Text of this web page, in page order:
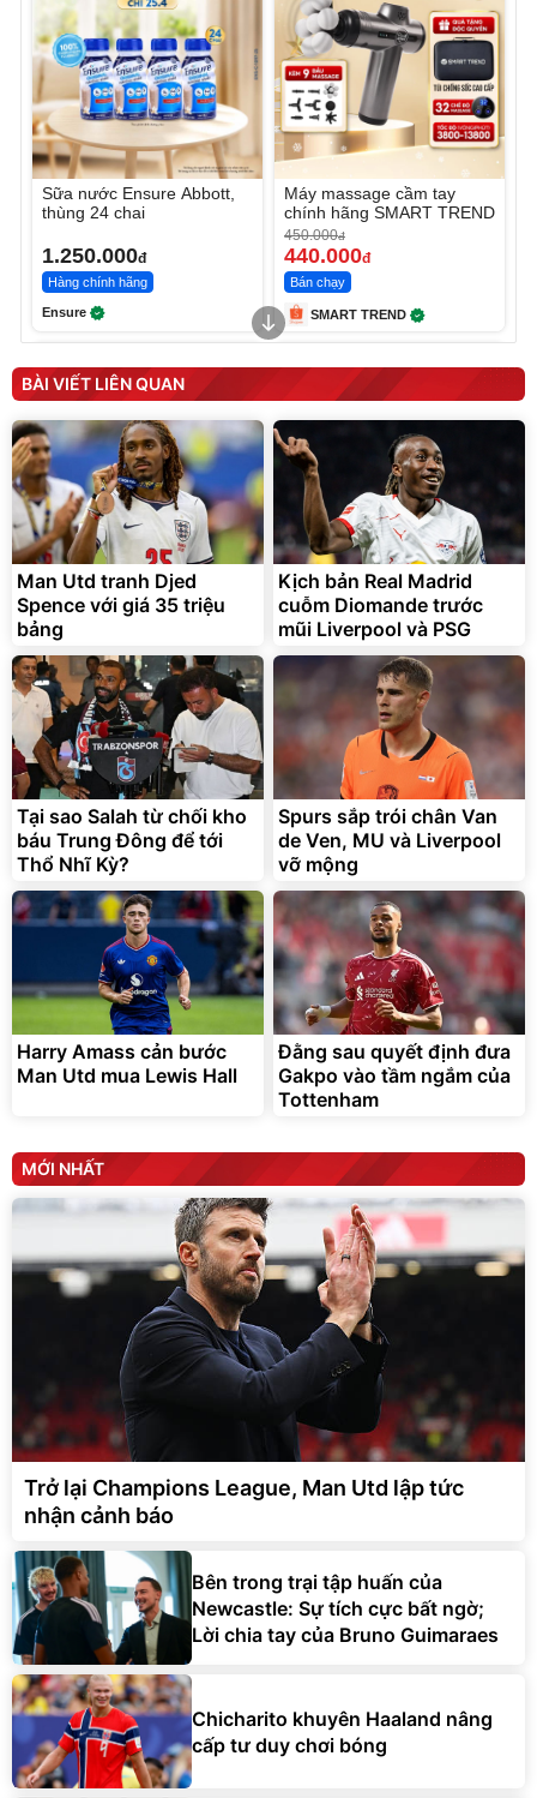
Sữa nước Ensure Abbott,
thùng 24 chai
1.250.000đ
Hàng chính hãng
Ensure
Máy massage cầm tay
chính hãng SMART TREND
450.000đ
440.000đ
Bán chạy
SMART TREND
Combo 2 Nước giặt OMO
Matic Hương Nước Hoa
Comfort 4.1KG
516.000
450.000đ
Deal hot
Unilever
Sữa Dưỡng Thể OLAY
Hương Nước Hoa Dưỡng
Ẩm Chuyên Sâu
290.000đ
255.000đ
Deal hot
Olay
Thùng 48 hộp Sữa tươi Tiệt
Trùng Vinamilk Green Farm
313.632
Deal hot
Bộ nồi inox nguyên khối
Elmich Trimax EL-
2136OL04
2.036.700
Hot Deal
Elmich Việt Nam
BÀI VIẾT LIÊN QUAN
Man Utd tranh Djed
Spence với giá 35 triệu
bảng
Kịch bản Real Madrid
cuỗm Diomande trước
mũi Liverpool và PSG
Tại sao Salah từ chối kho
báu Trung Đông để tới
Thổ Nhĩ Kỳ?
Spurs sắp trói chân Van
de Ven, MU và Liverpool
vỡ mộng
Harry Amass cản bước
Man Utd mua Lewis Hall
Đằng sau quyết định đưa
Gakpo vào tầm ngắm của
Tottenham
MỚI NHẤT
Trở lại Champions League, Man Utd lập tức
nhận cảnh báo
Bên trong trại tập huấn của
Newcastle: Sự tích cực bất ngờ;
Lời chia tay của Bruno Guimaraes
Chicharito khuyên Haaland nâng
cấp tư duy chơi bóng